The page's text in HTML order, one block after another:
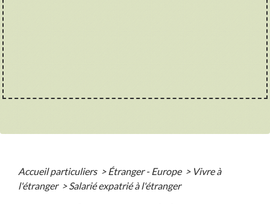
Accueil particuliers > Étranger - Europe > Vivre à
l'étranger > Salarié expatrié à l'étranger